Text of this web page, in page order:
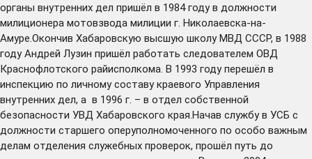
органы внутренних дел пришёл в 1984 году в должности
милиционера мотовзвода милиции г. Николаевска-на-
Амуре.Окончив Хабаровскую высшую школу МВД СССР, в 1988
году Андрей Лузин пришёл работать следователем ОВД
Краснофлотского райисполкома. В 1993 году перешёл в
инспекцию по личному составу краевого Управления
внутренних дел, а в 1996 г. – в отдел собственной
безопасности УВД Хабаровского края.Начав службу в УСБ с
должности старшего оперуполномоченного по особо важным
делам отделения служебных проверок, прошёл путь до